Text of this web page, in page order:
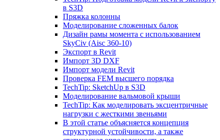
в S3D
Пряжка колонны
Моделирование сложенных балок
Дизайн рамы момента с использованием
SkyCiv (Aisc 360-10)
Экспорт в Revit
Импорт 3D DXF
Импорт модели Revit
Проверка FEM высшего порядка
TechTip: SketchUp в S3D
Моделирование вальмовой крыши
TechTip: Как моделировать эксцентричные
нагрузки с жесткими звеньями
В этой статье объясняется концепция
структурной устойчивости, а также